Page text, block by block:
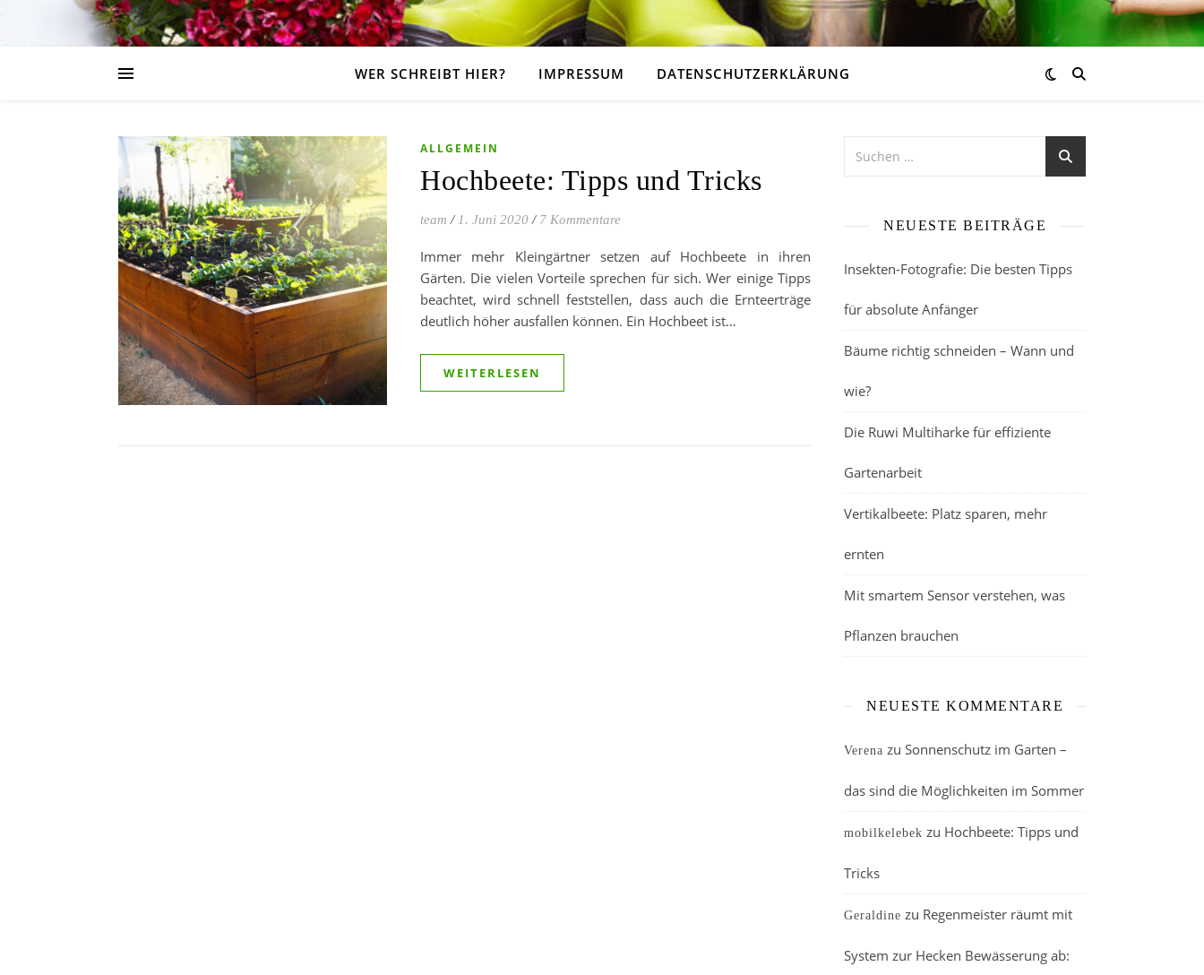
WER SCHREIBT HIER? IMPRESSUM DATENSCHUTZERKLÄRUNG
ALLGEMEIN
Hochbeete: Tipps und Tricks
team / 1. Juni 2020 / 7 Kommentare
Immer mehr Kleingärtner setzen auf Hochbeete in ihren
Gärten. Die vielen Vorteile sprechen für sich. Wer einige Tipps
beachtet, wird schnell feststellen, dass auch die Ernteerträge
deutlich höher ausfallen können. Ein Hochbeet ist…
WEITERLESEN
NEUESTE BEITRÄGE
Insekten-Fotografie: Die besten Tipps
für absolute Anfänger
Bäume richtig schneiden – Wann und
wie?
Die Ruwi Multiharke für effiziente
Gartenarbeit
Vertikalbeete: Platz sparen, mehr
ernten
Mit smartem Sensor verstehen, was
Pflanzen brauchen
NEUESTE KOMMENTARE
Verena zu Sonnenschutz im Garten –
das sind die Möglichkeiten im Sommer
mobilkelebek zu Hochbeete: Tipps und
Tricks
Geraldine zu Regenmeister räumt mit
System zur Hecken Bewässerung ab: